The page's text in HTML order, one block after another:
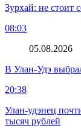
Зурхай: не стоит
08:03
05.08.2026
В Улан-Удэ
20:38
Улан-удэнец
тысяч рублей